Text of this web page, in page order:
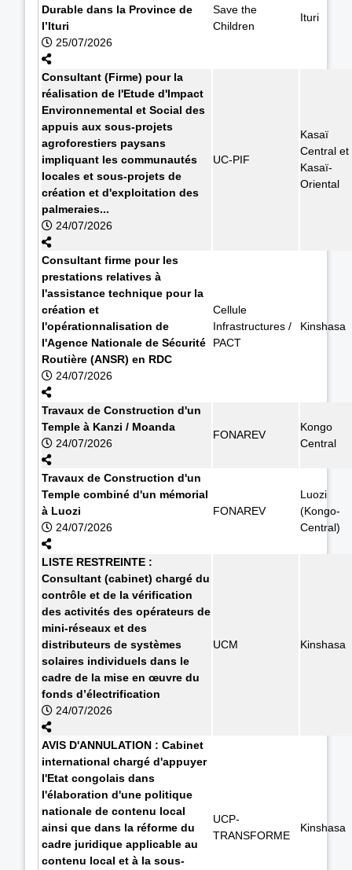
Durable dans la Province de
l’Ituri
25/07/2026
Save the
Children
Ituri
Consultant (Firme) pour la
réalisation de l'Etude d'Impact
Environnemental et Social des
appuis aux sous-projets
agroforestiers paysans
impliquant les communautés
locales et sous-projets de
création et d'exploitation des
palmeraies...
24/07/2026
UC-PIF
Kasaï
Central et
Kasaï-
Oriental
Consultant firme pour les
prestations relatives à
l'assistance technique pour la
création et
l'opérationnalisation de
l'Agence Nationale de Sécurité
Routière (ANSR) en RDC
24/07/2026
Cellule
Infrastructures /
PACT
Kinshasa
Travaux de Construction d'un
Temple à Kanzi / Moanda
24/07/2026
FONAREV
Kongo
Central
Travaux de Construction d'un
Temple combiné d'un mémorial
à Luozi
24/07/2026
FONAREV
Luozi
(Kongo-
Central)
LISTE RESTREINTE :
Consultant (cabinet) chargé du
contrôle et de la vérification
des activités des opérateurs de
mini-réseaux et des
distributeurs de systèmes
solaires individuels dans le
cadre de la mise en œuvre du
fonds d’électrification
24/07/2026
UCM Kinshasa
AVIS D'ANNULATION : Cabinet
international chargé d'appuyer
l'Etat congolais dans
l'élaboration d'une politique
nationale de contenu local
ainsi que dans la réforme du
cadre juridique applicable au
contenu local et à la sous-
UCP-
TRANSFORME
Kinshasa